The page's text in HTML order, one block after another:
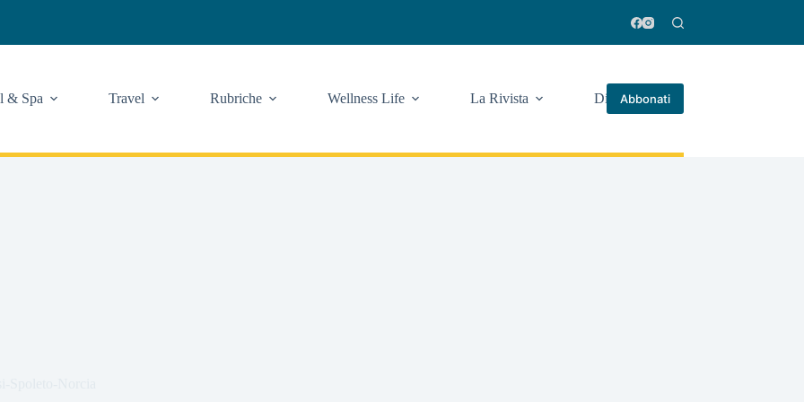
& Spa Travel Rubriche Wellness Life La Rivista Di piùAbbonati